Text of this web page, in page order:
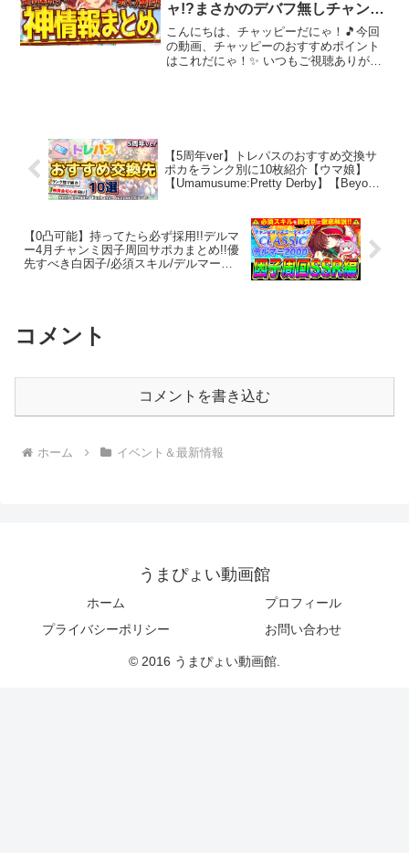
ャ!?まさかのデバフ無しチャンミ
キタぁ！ガチャ更新や新シナリオ
など全て紹介！SSRクラフト＆ハ
ート/シーザリオ＆ラモーヌ【最
こんにちは、チャッピーだにゃ！🎵今回
の動画、チャッピーのおすすめポイント
はこれだにゃ！✨ いつもご視聴ありがと
【5周年ver】トレパスのおすすめ交換サ
ポカをランク別に10枚紹介【ウマ娘】
【Umamusume:Pretty Derby】【Beyond
【0凸可能】持ってたら必ず採用!!デルマ
ー4月チャンミ因子周回サポカまとめ!!優
先すべき白因子/必須スキル/デルマー
コメント
コメントを書き込む
ホーム イベント＆最新情報
うまぴょい動画館
ホーム
プロフィール
プライバシーポリシー
お問い合わせ
© 2016 うまぴょい動画館.